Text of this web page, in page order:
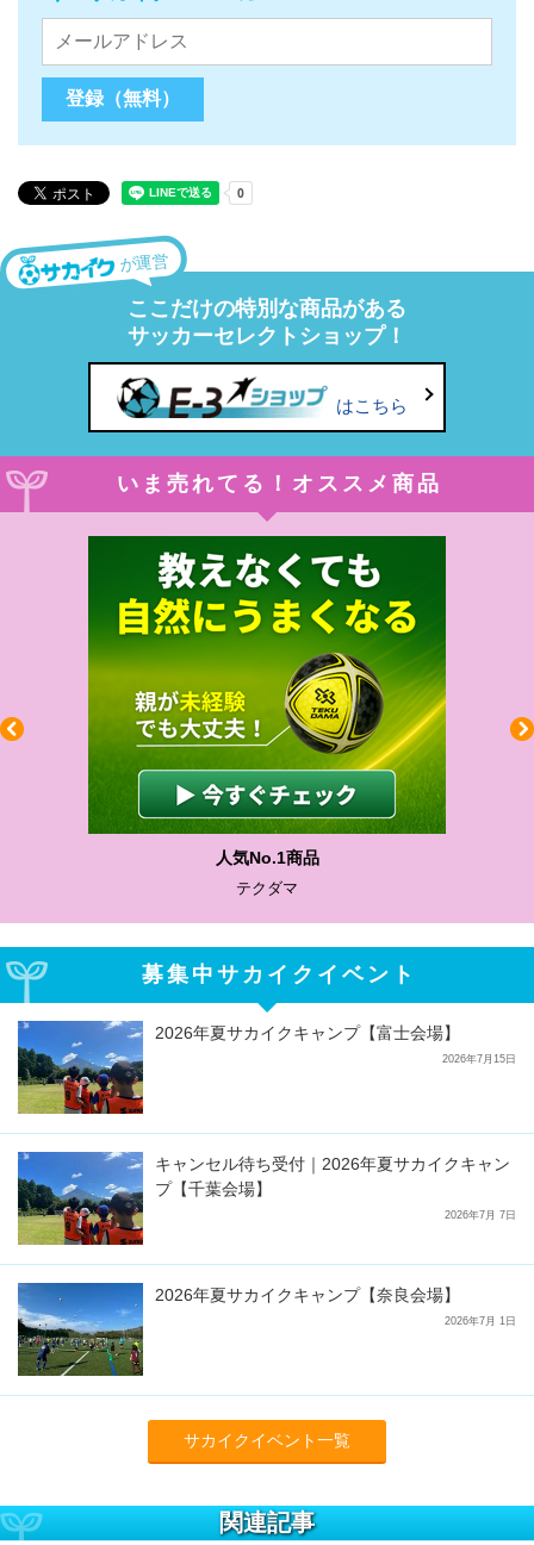
が運営
ここだけの特別な商品がある
サッカーセレクトショップ！
はこちら
いま売れてる！オススメ商品
人気No.1商品
テクダマ
募集中サカイクイベント
2026年夏サカイクキャンプ【富士会場】
2026年7月15日
キャンセル待ち受付｜2026年夏サカイクキャン
プ【千葉会場】
2026年7月 7日
2026年夏サカイクキャンプ【奈良会場】
2026年7月 1日
サカイクイベント一覧
関連記事